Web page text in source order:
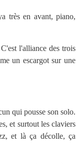
très en avant, piano,
l'alliance des trois
un escargot sur une
qui pousse son solo.
et surtout les claviers
et là ça décolle, ça